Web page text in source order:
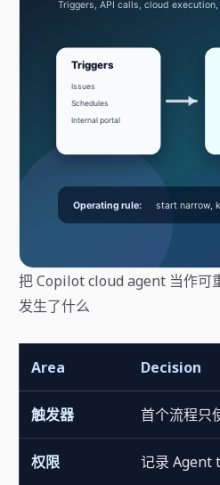
把 Copilot cloud agent 当作可
发生了什么
Area Decision
触发器 首个流程只
权限 记录 Agent